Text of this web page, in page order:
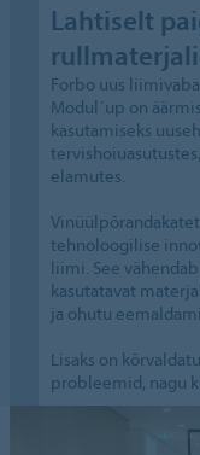
Lahtiselt
Forbo uus
Modul´up on
kasutamiseks
elamutes.
tehnoloogilise
liimi. See
kasutatavat
ja ohutu
Lisaks on
probleemid, nagu